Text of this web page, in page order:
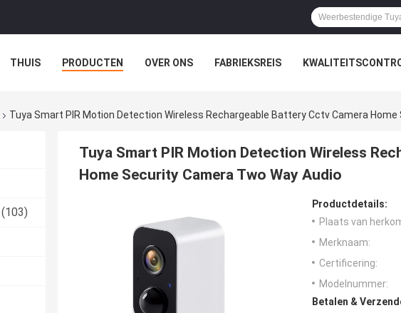
THUIS PRODUCTEN OVER ONS FABRIEKSREIS
Tuya Smart PIR Motion Detection Wireless Rechargeable Battery Cctv Camera Home
(103)
Tuya Smart PIR Motion Detection Wireless
Home Security Camera Two Way Audio
Productdetails:
Plaats van
Merknaam:
Certificering:
Modelnummer:
Betalen &